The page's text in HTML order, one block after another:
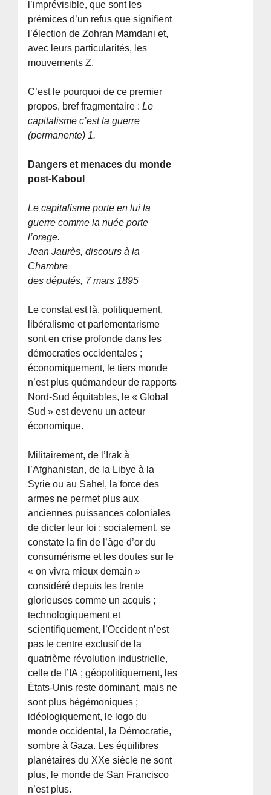
l’imprévisible, que sont les
prémices d’un refus que signifient
l’élection de Zohran Mamdani et,
avec leurs particularités, les
mouvements Z.
C’est le pourquoi de ce premier
propos, bref fragmentaire : Le
capitalisme c’est la guerre
(permanente) 1.
Dangers et menaces du monde
post-Kaboul
Le capitalisme porte en lui la
guerre comme la nuée porte
l’orage.
Jean Jaurès, discours à la
Chambre
des députés, 7 mars 1895
Le constat est là, politiquement,
libéralisme et parlementarisme
sont en crise profonde dans les
démocraties occidentales ;
économiquement, le tiers monde
n’est plus quémandeur de rapports
Nord-Sud équitables, le « Global
Sud » est devenu un acteur
économique.
Militairement, de l’Irak à
l’Afghanistan, de la Libye à la
Syrie ou au Sahel, la force des
armes ne permet plus aux
anciennes puissances coloniales
de dicter leur loi ; socialement, se
constate la fin de l’âge d’or du
consumérisme et les doutes sur le
« on vivra mieux demain »
considéré depuis les trente
glorieuses comme un acquis ;
technologiquement et
scientifiquement, l’Occident n’est
pas le centre exclusif de la
quatrième révolution industrielle,
celle de l’IA ; géopolitiquement, les
États-Unis reste dominant, mais ne
sont plus hégémoniques ;
idéologiquement, le logo du
monde occidental, la Démocratie,
sombre à Gaza. Les équilibres
planétaires du XXe siècle ne sont
plus, le monde de San Francisco
n’est plus.